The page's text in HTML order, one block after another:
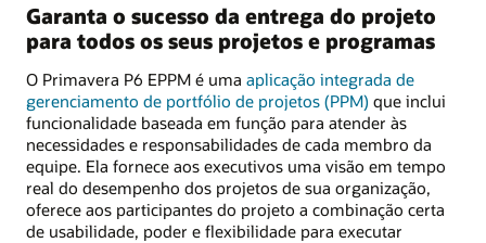
Garanta o sucesso da entrega do projeto
para todos os seus projetos e programas
O Primavera P6 EPPM é uma aplicação integrada de
gerenciamento de portfólio de projetos (PPM) que inclui
funcionalidade baseada em função para atender às
necessidades e responsabilidades de cada membro da
equipe. Ela fornece aos executivos uma visão em tempo
real do desempenho dos projetos de sua organização,
oferece aos participantes do projeto a combinação certa
de usabilidade, poder e flexibilidade para executar